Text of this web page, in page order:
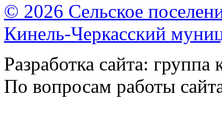
© 2026 Сельское
Кинель-Черкасский
Разработка сайта:
По вопросам работы